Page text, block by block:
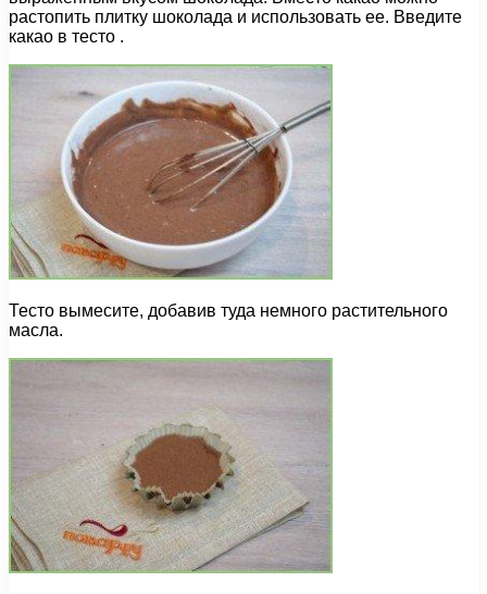
растопить плитку шоколада и использовать ее. Введите
какао в тесто .
Тесто вымесите, добавив туда немного растительного
масла.